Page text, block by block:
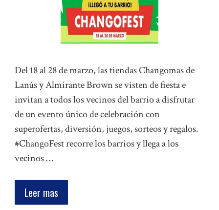
Del 18 al 28 de marzo, las tiendas Changomas de
Lanús y Almirante Brown se visten de fiesta e
invitan a todos los vecinos del barrio a disfrutar
de un evento único de celebración con
superofertas, diversión, juegos, sorteos y regalos.
#ChangoFest recorre los barrios y llega a los
vecinos …
Leer mas